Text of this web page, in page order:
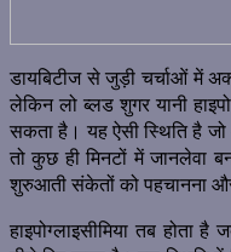
डायबिटीज से जुड़ी चर्चाओं में
लेकिन लो ब्लड शुगर यानी
सकता है। यह ऐसी स्थिति है
तो कुछ ही मिनटों में जानलेवा
शुरुआती संकेतों को पहचानना
हाइपोग्लाइसीमिया तब